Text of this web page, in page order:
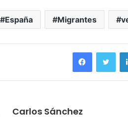
España Migrantes
Facebook
Carlos Sánchez